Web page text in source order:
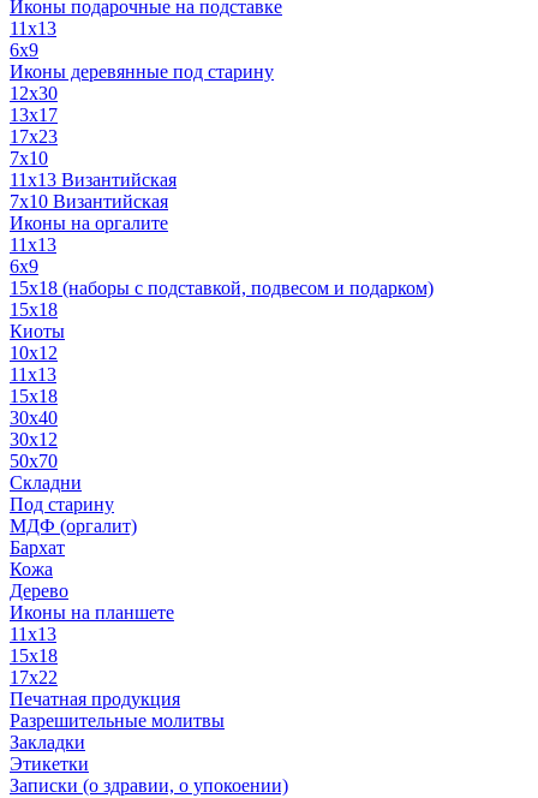
Иконы подарочные на подставке
11x13
6x9
Иконы деревянные под старину
12х30
13x17
17x23
7x10
11x13 Византийская
7x10 Византийская
Иконы на оргалите
11x13
6x9
15х18 (наборы с подставкой, подвесом и подарком)
15x18
Киоты
10x12
11x13
15x18
30x40
30х12
50x70
Складни
Под старину
МДФ (оргалит)
Бархат
Кожа
Дерево
Иконы на планшете
11х13
15х18
17х22
Печатная продукция
Разрешительные молитвы
Закладки
Этикетки
Записки (о здравии, о упокоении)